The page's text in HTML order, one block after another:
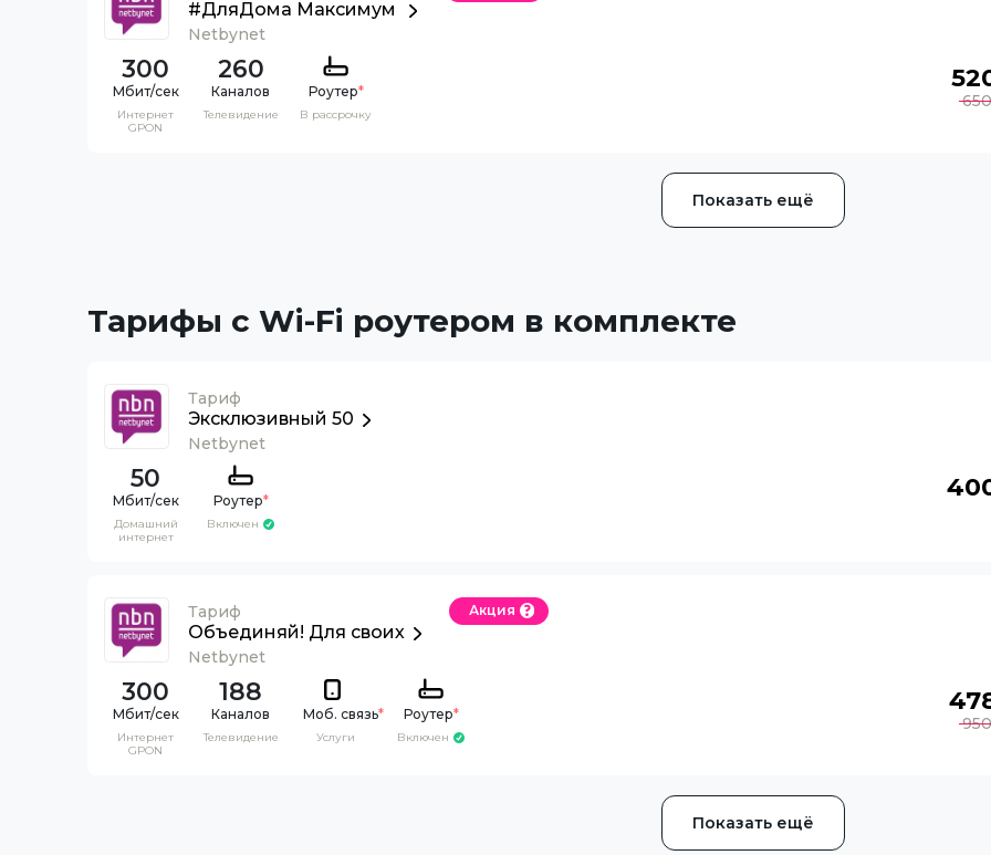
#ДляДома Максимум
Netbynet
300
Интернет
GPON
260
Каналов
Телевидение
Роутер*
В рассрочку
650
Показать ещё
Тарифы с Wi-Fi роутером в комплекте
Тариф
Эксклюзивный 50
Netbynet
50
Домашний
интернет
Роутер*
Включен
Тариф
Объединяй! Для своих
Netbynet
Акция
300
Интернет
GPON
188
Каналов
Телевидение
Моб. связь*
Услуги
Роутер*
Включен
950
Показать ещё